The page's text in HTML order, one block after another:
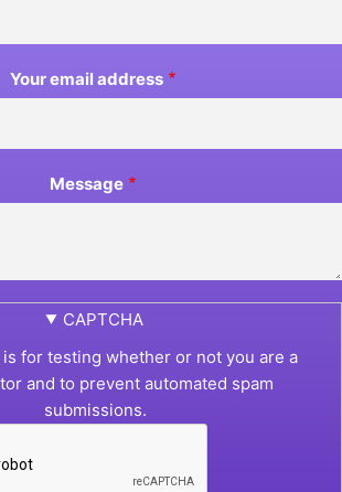
Your email address
Message
CAPTCHA
for testing whether or not you are a
and to prevent automated spam
submissions.